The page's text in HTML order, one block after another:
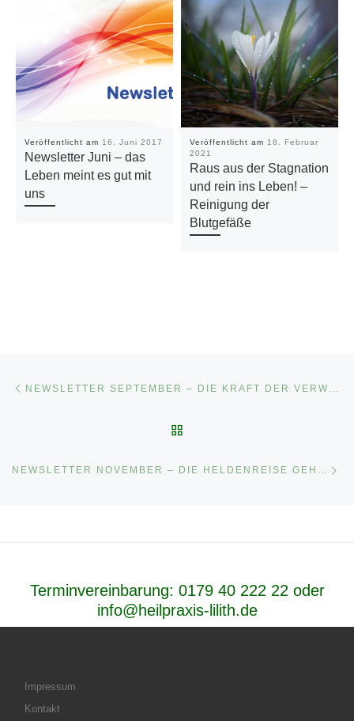
Veröffentlicht am 16. Juni 2017
Newsletter Juni – das
Leben meint es gut mit
uns
Veröffentlicht am 18. Februar
2021
Raus aus der Stagnation
und rein ins Leben! –
Reinigung der
Blutgefäße
NEWSLETTER NOVEMBER – DIE HELDENREISE GEHT WEITER
Terminvereinbarung: 0179 40 222 22 oder
info@heilpraxis-lilith.de
Impressum
Kontakt